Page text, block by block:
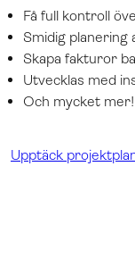
Få full kontroll
Smidig
Skapa fakturor
Utvecklas med
Och mycket mer!
Upptäck